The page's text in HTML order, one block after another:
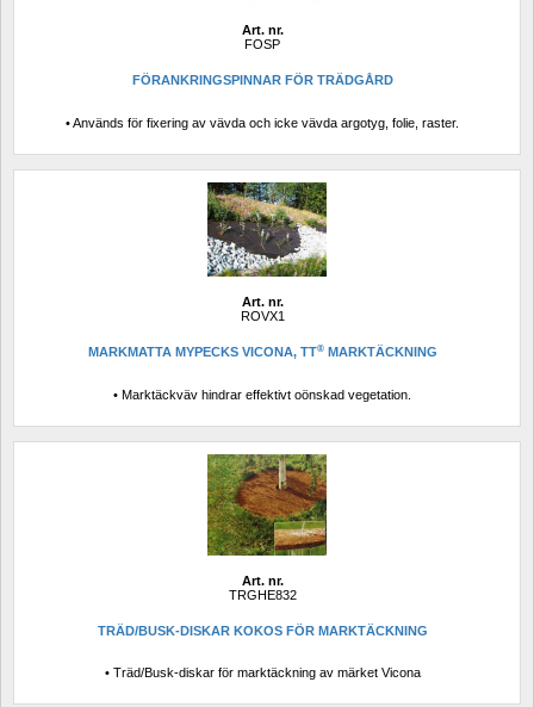
Art. nr.
FOSP
FÖRANKRINGSPINNAR FÖR TRÄDGÅRD
• Används för fixering av vävda och icke vävda argotyg, folie, raster.
Art. nr.
ROVX1
MARKMATTA MYPECKS VICONA, TT®MARKTÄCKNING
• Marktäckväv hindrar effektivt oönskad vegetation.
Art. nr.
TRGHE832
TRÄD/BUSK-DISKAR KOKOS FÖR MARKTÄCKNING
• Träd/Busk-diskar för marktäckning av märket Vicona